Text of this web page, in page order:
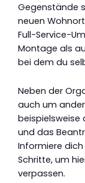
Gegenstände
neuen
Full-Service-
Montage als
bei dem du
Neben der
auch um
beispielsweise
und das
Informiere
Schritte, um
verpassen.